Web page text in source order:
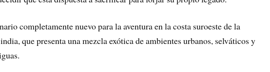
completamente nuevo para la aventura en la costa suroeste de la
que presenta una mezcla exótica de ambientes urbanos, selváticos y